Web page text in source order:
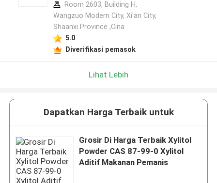
Room 2603, Building H,
Wangzuo Modern City, Xi'an City,
Shaanxi Province ,Cina
5.0
Diverifikasi pemasok
Lihat Lebih
Dapatkan Harga Terbaik untuk
Grosir Di Harga Terbaik Xylitol
Powder CAS 87-99-0 Xylitol
Aditif Makanan Pemanis